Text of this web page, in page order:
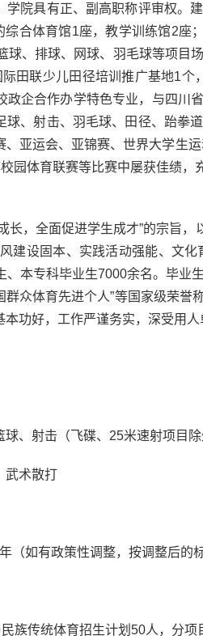
学院具有正、副高职称评审权。
综合体育馆1座，教学训练馆2
球、排球、网球、羽毛球等项目
田联少儿田径培训推广基地1
政企合作办学特色专业，与四川
球、射击、羽毛球、田径、跆拳
亚运会、亚锦赛、世界大学生
园体育联赛等比赛中屡获佳绩
长，全面促进学生成才”的宗旨，
建设固本、实践活动强能、文
本专科毕业生7000余名。毕业
群众体育先进个人”等国家级荣
功好，工作严谨务实，深受用
、射击（飞碟、25米速射项目
武术散打
（如有政策性调整，按调整后的
族传统体育招生计划50人，分项